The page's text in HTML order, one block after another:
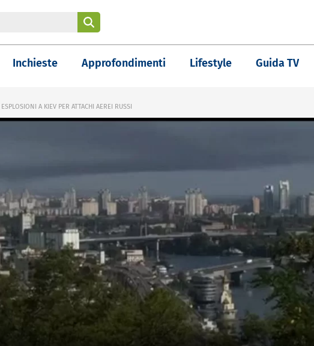
Inchieste Approfondimenti Lifestyle Guida TV
A KIEV PER ATTACHI AEREI RUSSI